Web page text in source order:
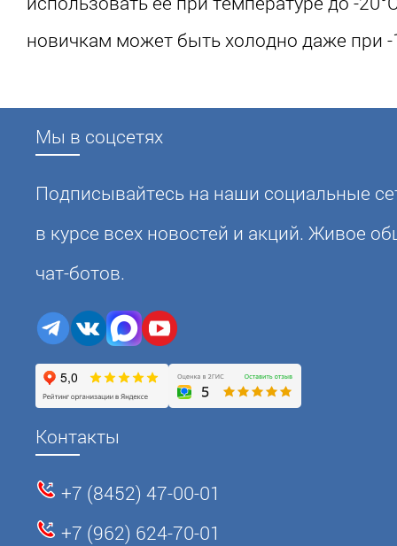
новичкам может быть холодно даже при -
Мы в соцсетях
Подписывайтесь на наши социальные
в курсе всех новостей и акций. Живое
чат-ботов.
Контакты
+7 (8452) 47-00-01
+7 (962) 624-70-01